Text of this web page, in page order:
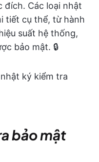
đích. Các loại nhật
tiết cụ thể, từ hành
suất hệ thống,
bảo mật. 🔒
ký kiểm tra
bảo mật